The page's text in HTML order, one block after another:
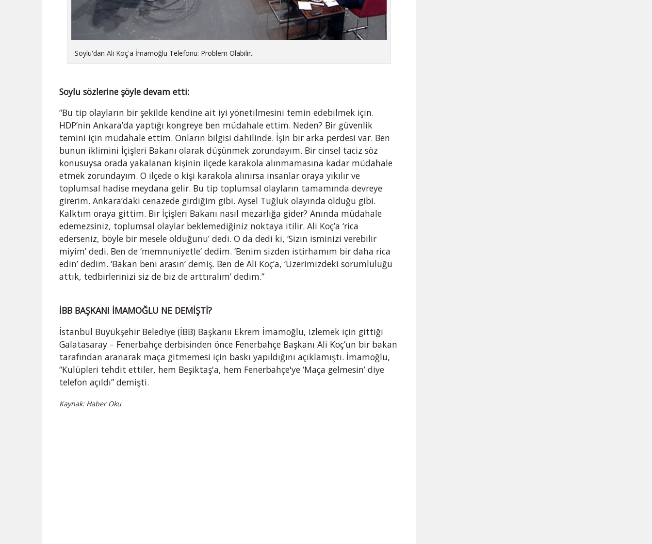
Soylu'dan Ali Koç'a İmamoğlu Telefonu: Problem Olabilir..
Soylu sözlerine şöyle devam etti:
“Bu tip olayların bir şekilde kendine ait iyi yönetilmesini temin edebilmek için.
HDP’nin Ankara’da yaptığı kongreye ben müdahale ettim. Neden? Bir güvenlik
temini için müdahale ettim. Onların bilgisi dahilinde. İşin bir arka perdesi var. Ben
bunun iklimini İçişleri Bakanı olarak düşünmek zorundayım. Bir cinsel taciz söz
konusuysa orada yakalanan kişinin ilçede karakola alınmamasına kadar müdahale
etmek zorundayım. O ilçede o kişi karakola alınırsa insanlar oraya yıkılır ve
toplumsal hadise meydana gelir. Bu tip toplumsal olayların tamamında devreye
girerim. Ankara’daki cenazede girdiğim gibi. Aysel Tuğluk olayında olduğu gibi.
Kalktım oraya gittim. Bir İçişleri Bakanı nasıl mezarlığa gider? Anında müdahale
edemezsiniz, toplumsal olaylar beklemediğiniz noktaya itilir. Ali Koç’a ‘rica
ederseniz, böyle bir mesele olduğunu’ dedi. O da dedi ki, ‘Sizin isminizi verebilir
miyim’ dedi. Ben de ‘memnuniyetle’ dedim. ‘Benim sizden istirhamım bir daha rica
edin’ dedim. ‘Bakan beni arasın’ demiş. Ben de Ali Koç’a, ‘Üzerimizdeki sorumluluğu
attık, tedbirlerinizi siz de biz de arttıralım’ dedim.”
İBB BAŞKANI İMAMOĞLU NE DEMİŞTİ?
İstanbul Büyükşehir Belediye (İBB) Başkanıı Ekrem İmamoğlu, izlemek için gittiği
Galatasaray – Fenerbahçe derbisinden önce Fenerbahçe Başkanı Ali Koç’un bir bakan
tarafından aranarak maça gitmemesi için baskı yapıldığını açıklamıştı. İmamoğlu,
“Kulüpleri tehdit ettiler, hem Beşiktaş'a, hem Fenerbahçe'ye ‘Maça gelmesin’ diye
telefon açıldı” demişti.
Kaynak: Haber Oku